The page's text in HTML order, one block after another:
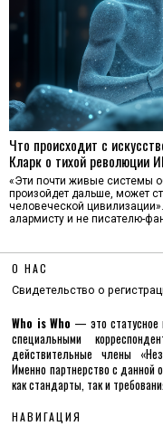
Что происходит с
Кларк о тихой революции
«Эти почти живые системы
произойдет дальше, может
человеческой
алармисту и не писателю-
О НАС
Свидетельство о
Who is Who — это статусное
специальными
действительные члены
Именно партнерство с данной
как стандарты, так и
НАВИГАЦИЯ